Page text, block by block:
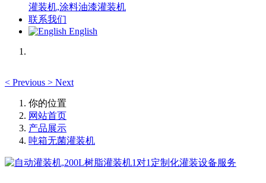
灌装机,涂料油漆灌装机
联系我们
English
< Previous > Next
你的位置
网站首页
产品展示
吨箱无菌灌装机